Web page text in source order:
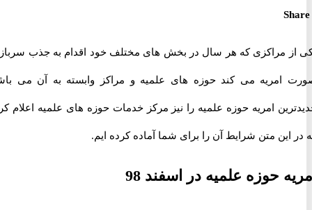
مراکزی که هر سال در بخش های مختلف خود اقدام به جذب سرباز به
امریه می کند حوزه های علمیه و مراکز وابسته به آن می باشد.
امریه حوزه علمیه را نیز مرکز خدمات حوزه های علمیه اعلام کرده
متن شرایط آن را برای شما آماده کرده ایم.
حوزه علمیه در اسفند 98